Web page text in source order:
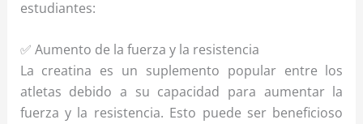
estudiantes:
✅ Aumento de la fuerza y ​​la resistencia
La creatina es un suplemento popular entre los
atletas debido a su capacidad para aumentar la
fuerza y la resistencia. Esto puede ser beneficioso